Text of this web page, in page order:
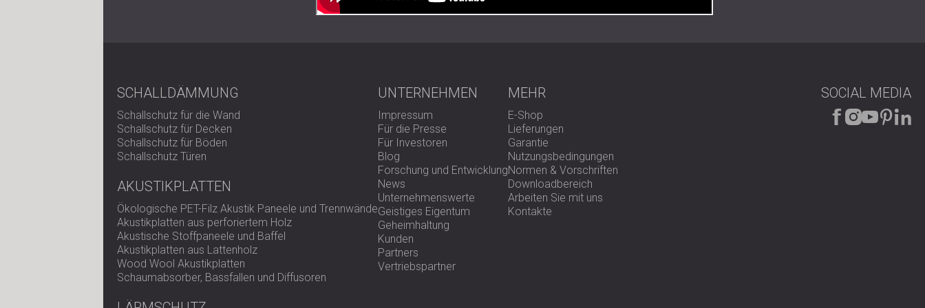
SCHALLDÄMMUNG
Schallschutz für die Wand
Schallschutz für Decken
Schallschutz für Böden
Schallschutz Türen
AKUSTIKPLATTEN
Ökologische PET-Filz Akustik Paneele und Trennwände
Akustikplatten aus perforiertem Holz
Akustische Stoffpaneele und Baffel
Akustikplatten aus Lattenholz
Wood Wool Akustikplatten
Schaumabsorber, Bassfallen und Diffusoren
UNTERNEHMEN
Impressum
Für die Presse
Für Investoren
Blog
Forschung und Entwicklung
News
Unternehmenswerte
Geistiges Eigentum
Geheimhaltung
Kunden
Partners
Vertriebspartner
MEHR
E-Shop
Lieferungen
Garantie
Nutzungsbedingungen
Normen & Vorschriften
Downloadbereich
Arbeiten Sie mit uns
Kontakte
SOCIAL MEDIA